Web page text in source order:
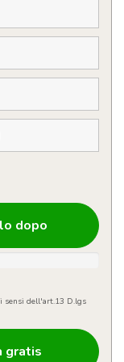
dopo
sensi dell'art.13 D.lgs